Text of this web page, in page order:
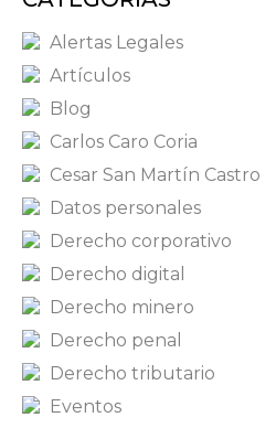
Alertas Legales
Artículos
Blog
Carlos Caro Coria
Cesar San Martín Castro
Datos personales
Derecho corporativo
Derecho digital
Derecho minero
Derecho penal
Derecho tributario
Eventos